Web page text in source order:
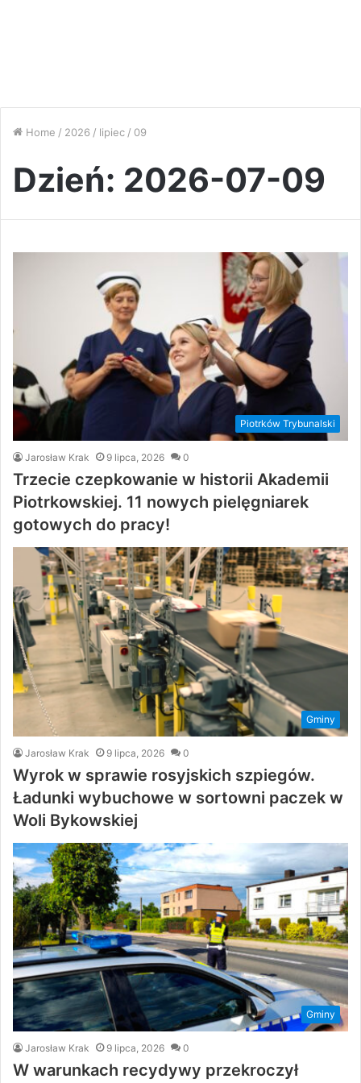
Home / 2026 / lipiec / 09
Dzień: 2026-07-09
Piotrków Trybunalski
Jarosław Krak 9 lipca, 2026 0
Trzecie czepkowanie w historii Akademii
Piotrkowskiej. 11 nowych pielęgniarek
gotowych do pracy!
Gminy
Jarosław Krak 9 lipca, 2026 0
Wyrok w sprawie rosyjskich szpiegów.
Ładunki wybuchowe w sortowni paczek w
Woli Bykowskiej
Gminy
Jarosław Krak 9 lipca, 2026 0
W warunkach recydywy przekroczył